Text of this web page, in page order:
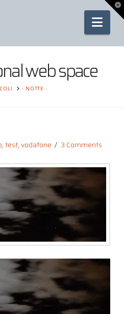
web space
- NOTTE -
,test,vodafone 3 Comments